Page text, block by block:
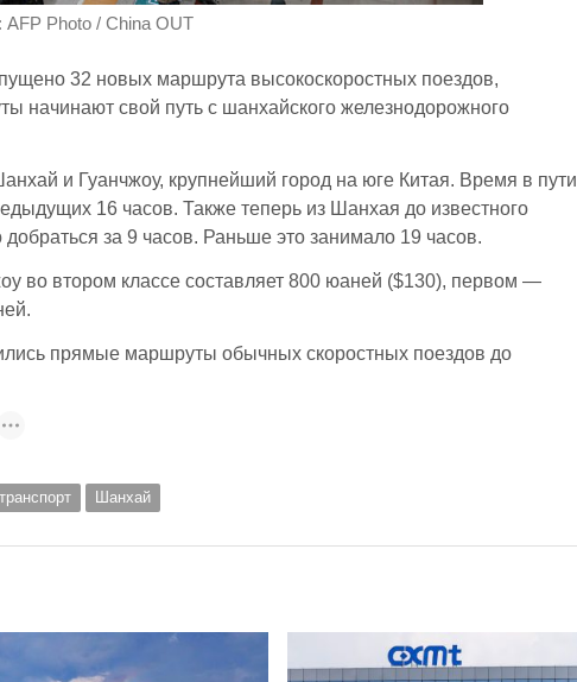
AFP Photo / China OUT
32 новых маршрута высокоскоростных поездов,
начинают свой путь с шанхайского железнодорожного
и Гуанчжоу, крупнейший город на юге Китая. Время в пути
16 часов. Также теперь из Шанхая до известного
за 9 часов. Раньше это занимало 19 часов.
во втором классе составляет 800 юаней ($130), первом —
прямые маршруты обычных скоростных поездов до
транспорт Шанхай